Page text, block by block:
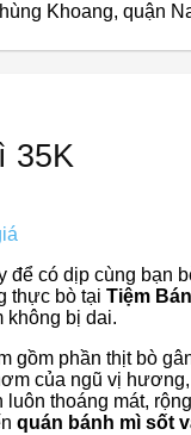
Khoang, quận
35K
để có dịp cùng bạn
thực bò tại Tiệm
không bị dai.
gồm phần thịt bò
của ngũ vị
luôn thoáng mát,
quán bánh mì sốt